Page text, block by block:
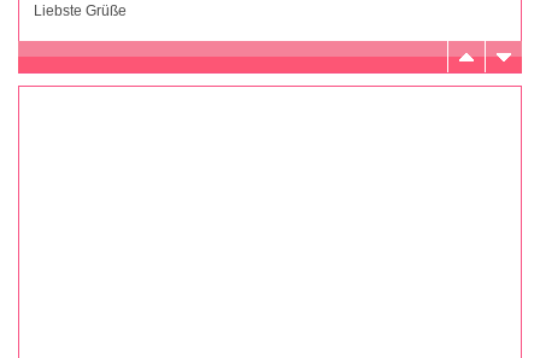
Liebste Grüße